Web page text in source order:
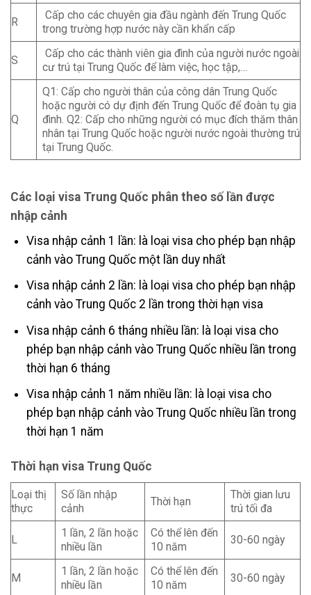
R
Cấp cho các chuyên gia đầu ngành đến Trung Quốc
trong trường hợp nước này cần khẩn cấp
S
Cấp cho các thành viên gia đình của người nước ngoài
cư trú tại Trung Quốc để làm việc, học tập,…
Q
Q1: Cấp cho người thân của công dân Trung Quốc
hoặc người có dự định đến Trung Quốc để đoàn tụ gia
đình. Q2: Cấp cho những người có mục đích thăm thân
nhân tại Trung Quốc hoặc người nước ngoài thường trú
tại Trung Quốc.
Các loại visa Trung Quốc phân theo số lần được
nhập cảnh
Visa nhập cảnh 1 lần: là loại visa cho phép bạn nhập
cảnh vào Trung Quốc một lần duy nhất
Visa nhập cảnh 2 lần: là loại visa cho phép bạn nhập
cảnh vào Trung Quốc 2 lần trong thời hạn visa
Visa nhập cảnh 6 tháng nhiều lần: là loại visa cho
phép bạn nhập cảnh vào Trung Quốc nhiều lần trong
thời hạn 6 tháng
Visa nhập cảnh 1 năm nhiều lần: là loại visa cho
phép bạn nhập cảnh vào Trung Quốc nhiều lần trong
thời hạn 1 năm
Thời hạn visa Trung Quốc
Loại thị
thực
Số lần nhập
cảnh
Thời hạn
Thời gian lưu
trú tối đa
L
1 lần, 2 lần hoặc
nhiều lần
Có thể lên đến
10 năm
30-60 ngày
M
1 lần, 2 lần hoặc
nhiều lần
Có thể lên đến
10 năm
30-60 ngày